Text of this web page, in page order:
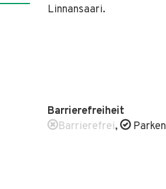
Linnansaari.
Barrierefreiheit
Barrierefrei, Parken